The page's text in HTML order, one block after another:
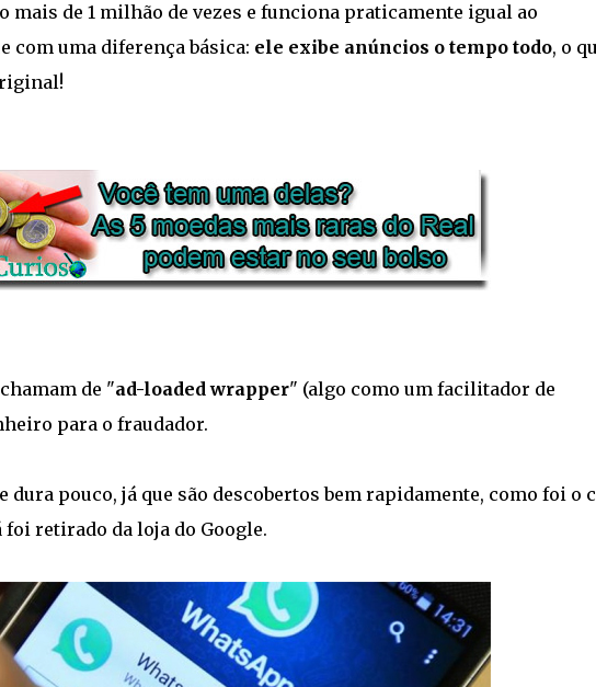
mais de 1 milhão de vezes e funciona praticamente igual ao
com uma diferença básica: ele exibe anúncios o tempo todo, o
de "ad-loaded wrapper" (algo como um facilitador de
para o fraudador.
dura pouco, já que são descobertos bem rapidamente, como foi o
foi retirado da loja do Google.